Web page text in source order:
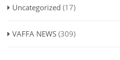
Uncategorized (17)
VAFFA NEWS (309)